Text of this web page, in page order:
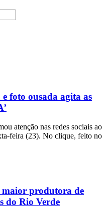
foto ousada agita as
atenção nas redes sociais ao
feira (23). No clique, feito no
maior produtora de
do Rio Verde